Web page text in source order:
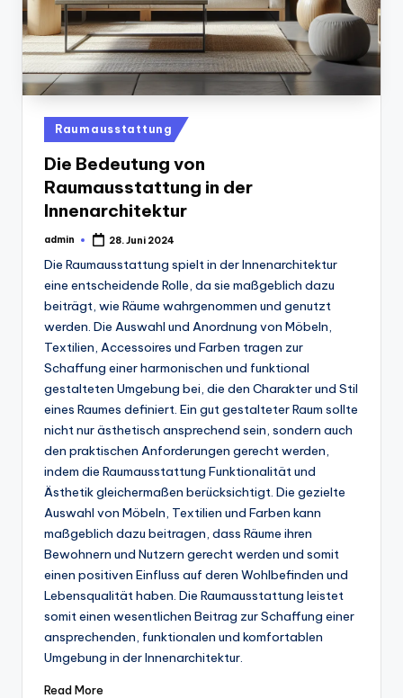
Posted
in
Raumausstattung
Die Bedeutung von
Raumausstattung in der
Innenarchitektur
Posted
admin 28. Juni 2024
Die Raumausstattung spielt in der Innenarchitektur
eine entscheidende Rolle, da sie maßgeblich dazu
beiträgt, wie Räume wahrgenommen und genutzt
werden. Die Auswahl und Anordnung von Möbeln,
Textilien, Accessoires und Farben tragen zur
Schaffung einer harmonischen und funktional
gestalteten Umgebung bei, die den Charakter und Stil
eines Raumes definiert. Ein gut gestalteter Raum sollte
nicht nur ästhetisch ansprechend sein, sondern auch
den praktischen Anforderungen gerecht werden,
indem die Raumausstattung Funktionalität und
Ästhetik gleichermaßen berücksichtigt. Die gezielte
Auswahl von Möbeln, Textilien und Farben kann
maßgeblich dazu beitragen, dass Räume ihren
Bewohnern und Nutzern gerecht werden und somit
einen positiven Einfluss auf deren Wohlbefinden und
Lebensqualität haben. Die Raumausstattung leistet
somit einen wesentlichen Beitrag zur Schaffung einer
ansprechenden, funktionalen und komfortablen
Umgebung in der Innenarchitektur.
Read More